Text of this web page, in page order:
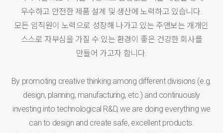
우수하고 안전한 제품 설계 및 생산에 노력하고 있습니다.
모든 임직원이 노력으로 성장해 나가고 있는 주앤보는 개개인
스스로 자부심을 가질 수 있는 환경이 좋은 건강한 회사를
만들어 가고자 합니다.
By promoting creative thinking among different divisions (e.g.
design, planning, manufacturing, etc.) and continuously
investing into technological R&D, we are doing everything we
can to design and create safe, excellent products.